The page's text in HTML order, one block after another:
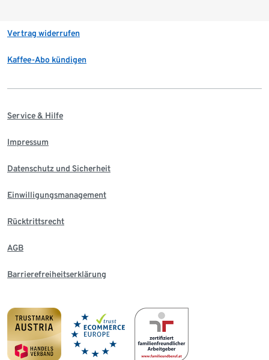
Vertrag widerrufen
Kaffee-Abo kündigen
Service & Hilfe
Impressum
Datenschutz und Sicherheit
Einwilligungsmanagement
Rücktrittsrecht
AGB
Barrierefreiheitserklärung